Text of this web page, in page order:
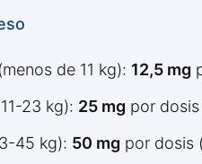
(menos de 11 kg): 12,5 mg
23 kg): 25 mg por
45 kg): 50 mg por dosis